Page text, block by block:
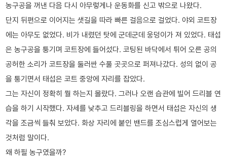
농구공을 꺼낸 다음 다시 아무렇게나 운동화를 신고 밖으로 나왔다.
단지 뒤편으로 이어지는 샛길을 따라 빠른 걸음으로 걸었다. 야외 코트장
에는 아무도 없었다. 비가 내렸던 탓에 군데군데 웅덩이가 져 있었다. 태섭
은 농구공을 퉁기며 코트장에 들어섰다. 코팅된 바닥에서 튀어 오른 공의
공허한 소리가 코트장을 둘러싼 수풀 곳곳으로 퍼져나갔다. 성의 없이 공
을 퉁기면서 태섭은 코트 중앙에 자리를 잡았다.
그는 자신이 정확히 뭘 하는지 몰랐다. 그러나 오랜 습관에 빌어 드리블 연
습을 하기 시작했다. 자세를 낮추고 드리블링을 하면서 태섭은 자신의 생
각을 조금씩 들춰 보았다. 화상 자리에 붙인 밴드를 조심스럽게 열어보는
것처럼 말이다.
왜 하필 농구였을까?